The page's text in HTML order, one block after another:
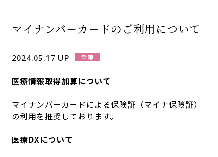
マイナンバーカードのご利用について
2024.05.17 UP
医療情報取得加算について
マイナンバーカードによる保険証（マイナ保険証）
の利用を推奨しております。
医療DXについて